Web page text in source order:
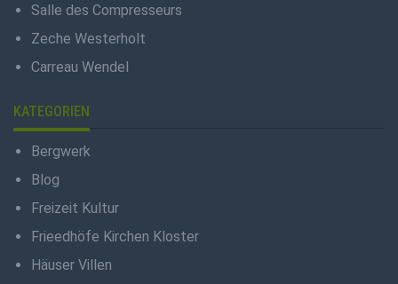
Salle des Compresseurs
Zeche Westerholt
Carreau Wendel
KATEGORIEN
Bergwerk
Blog
Freizeit Kultur
Frieedhöfe Kirchen Kloster
Häuser Villen